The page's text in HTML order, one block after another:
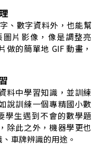
、數字資料外，也能幫
片影像，像是調整亮
的簡單地 GIF 動畫，
料中學習知識，並訓練
說訓練一個專精國小數
學生遇到不會的數學題
除此之外，機器學更也
車牌辨識的用途。